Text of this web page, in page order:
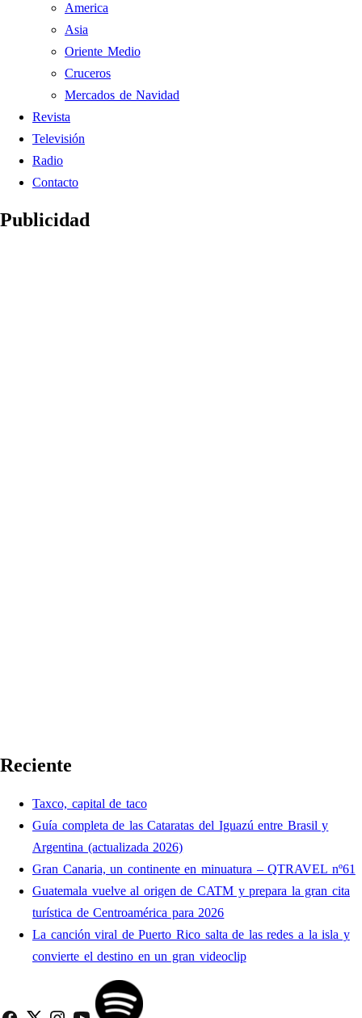
America
Asia
Oriente Medio
Cruceros
Mercados de Navidad
Revista
Televisión
Radio
Contacto
Publicidad
Reciente
Taxco, capital de taco
Guía completa de las Cataratas del Iguazú entre Brasil y
Argentina (actualizada 2026)
Gran Canaria, un continente en minuatura – QTRAVEL nº61
Guatemala vuelve al origen de CATM y prepara la gran cita
turística de Centroamérica para 2026
La canción viral de Puerto Rico salta de las redes a la isla y
convierte el destino en un gran videoclip